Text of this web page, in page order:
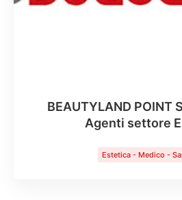
BEAUTYLAND POINT
Agenti settore
Estetica - Medico -